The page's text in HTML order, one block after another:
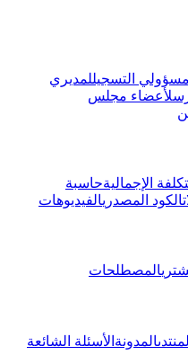
التسجيللمديري
لأعضاء مجلس
الإجماليةحاسبة
الكود المصدريالفيديوهات
المصطلحات
المنتدىالمدونة الأسئلة الشائعة